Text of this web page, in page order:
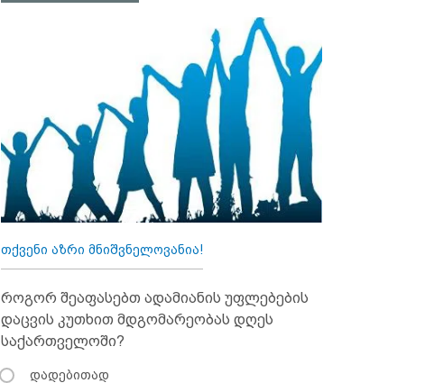
თქვენი აზრი მნიშვნელოვანია!
როგორ შეაფასებთ ადამიანის უფლებების
დაცვის კუთხით მდგომარეობას დღეს
საქართველოში?
დადებითად